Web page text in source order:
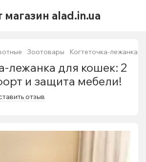
магазин alad.in.ua
Зоотовары Когтеточка-лежанка
лежанка для кошек: 2
и защита мебели!
отзыв